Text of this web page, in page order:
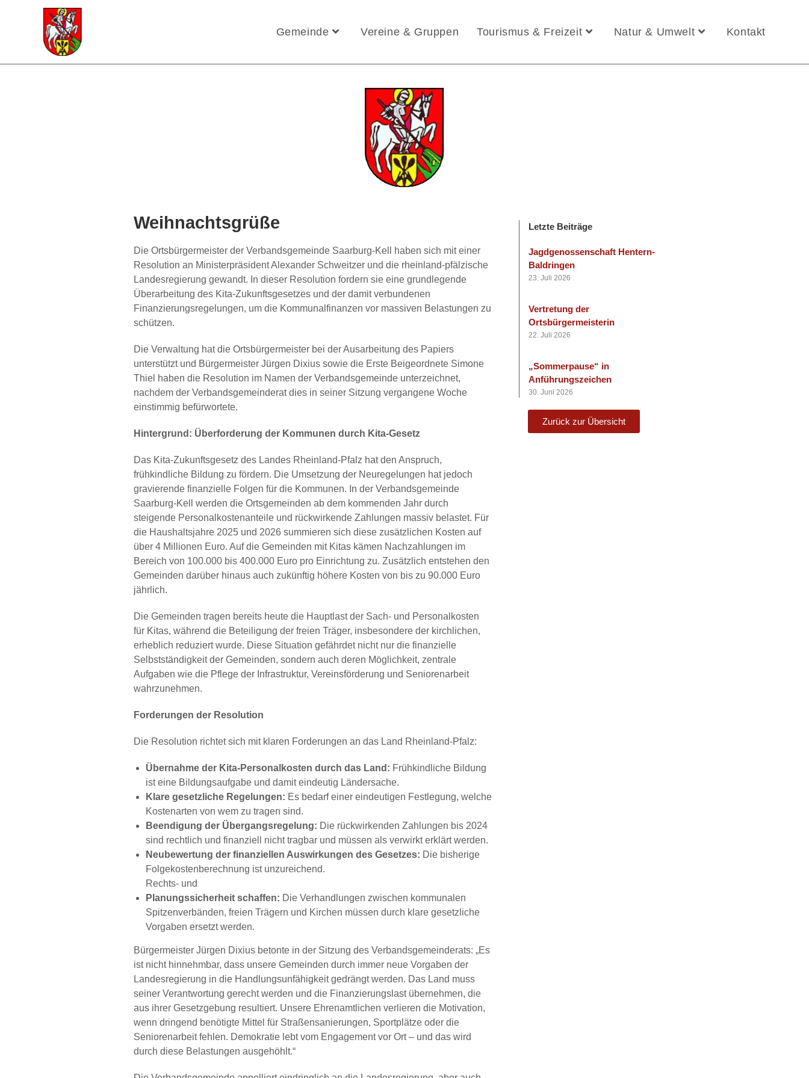
Gemeinde Vereine & Gruppen Tourismus & Freizeit Natur & Umwelt Kontakt
Weihnachtsgrüße
Die Ortsbürgermeister der Verbandsgemeinde Saarburg-Kell haben sich mit einer
Resolution an Ministerpräsident Alexander Schweitzer und die rheinland-pfälzische
Landesregierung gewandt. In dieser Resolution fordern sie eine grundlegende
Überarbeitung des Kita-Zukunftsgesetzes und der damit verbundenen
Finanzierungsregelungen, um die Kommunalfinanzen vor massiven Belastungen zu
schützen.
Die Verwaltung hat die Ortsbürgermeister bei der Ausarbeitung des Papiers
unterstützt und Bürgermeister Jürgen Dixius sowie die Erste Beigeordnete Simone
Thiel haben die Resolution im Namen der Verbandsgemeinde unterzeichnet,
nachdem der Verbandsgemeinderat dies in seiner Sitzung vergangene Woche
einstimmig befürwortete.
Hintergrund: Überforderung der Kommunen durch Kita-Gesetz
Das Kita-Zukunftsgesetz des Landes Rheinland-Pfalz hat den Anspruch,
frühkindliche Bildung zu fördern. Die Umsetzung der Neuregelungen hat jedoch
gravierende finanzielle Folgen für die Kommunen. In der Verbandsgemeinde
Saarburg-Kell werden die Ortsgemeinden ab dem kommenden Jahr durch
steigende Personalkostenanteile und rückwirkende Zahlungen massiv belastet. Für
die Haushaltsjahre 2025 und 2026 summieren sich diese zusätzlichen Kosten auf
über 4 Millionen Euro. Auf die Gemeinden mit Kitas kämen Nachzahlungen im
Bereich von 100.000 bis 400.000 Euro pro Einrichtung zu. Zusätzlich entstehen den
Gemeinden darüber hinaus auch zukünftig höhere Kosten von bis zu 90.000 Euro
jährlich.
Die Gemeinden tragen bereits heute die Hauptlast der Sach- und Personalkosten
für Kitas, während die Beteiligung der freien Träger, insbesondere der kirchlichen,
erheblich reduziert wurde. Diese Situation gefährdet nicht nur die finanzielle
Selbstständigkeit der Gemeinden, sondern auch deren Möglichkeit, zentrale
Aufgaben wie die Pflege der Infrastruktur, Vereinsförderung und Seniorenarbeit
wahrzunehmen.
Forderungen der Resolution
Die Resolution richtet sich mit klaren Forderungen an das Land Rheinland-Pfalz:
Übernahme der Kita-Personalkosten durch das Land: Frühkindliche Bildung
ist eine Bildungsaufgabe und damit eindeutig Ländersache.
Klare gesetzliche Regelungen: Es bedarf einer eindeutigen Festlegung, welche
Kostenarten von wem zu tragen sind.
Beendigung der Übergangsregelung: Die rückwirkenden Zahlungen bis 2024
sind rechtlich und finanziell nicht tragbar und müssen als verwirkt erklärt werden.
Neubewertung der finanziellen Auswirkungen des Gesetzes: Die bisherige
Folgekostenberechnung ist unzureichend.
Rechts- und
Planungssicherheit schaffen: Die Verhandlungen zwischen kommunalen
Spitzenverbänden, freien Trägern und Kirchen müssen durch klare gesetzliche
Vorgaben ersetzt werden.
Bürgermeister Jürgen Dixius betonte in der Sitzung des Verbandsgemeinderats: „Es
ist nicht hinnehmbar, dass unsere Gemeinden durch immer neue Vorgaben der
Landesregierung in die Handlungsunfähigkeit gedrängt werden. Das Land muss
seiner Verantwortung gerecht werden und die Finanzierungslast übernehmen, die
aus ihrer Gesetzgebung resultiert. Unsere Ehrenamtlichen verlieren die Motivation,
wenn dringend benötigte Mittel für Straßensanierungen, Sportplätze oder die
Seniorenarbeit fehlen. Demokratie lebt vom Engagement vor Ort – und das wird
durch diese Belastungen ausgehöhlt.“
Letzte Beiträge
Jagdgenossenschaft Hentern-
Baldringen
23. Juli 2026
Vertretung der
Ortsbürgermeisterin
22. Juli 2026
„Sommerpause“ in
Anführungszeichen
30. Juni 2026
Zurück zur Übersicht